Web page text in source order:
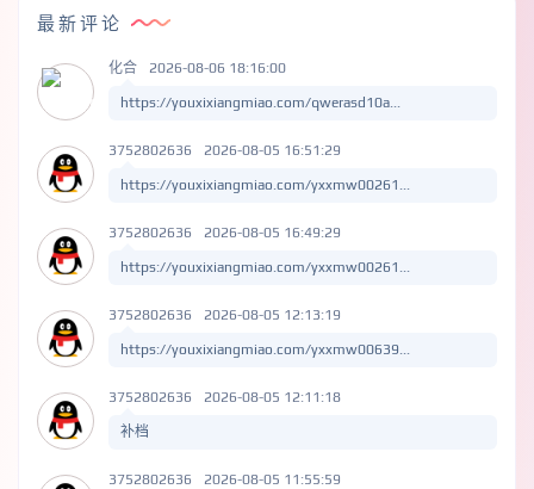
最新评论
化合 2026-08-06 18:16:00
https://youxixiangmiao.com/qwerasd10a...
3752802636 2026-08-05 16:51:29
https://youxixiangmiao.com/yxxmw00261...
3752802636 2026-08-05 16:49:29
https://youxixiangmiao.com/yxxmw00261...
3752802636 2026-08-05 12:13:19
https://youxixiangmiao.com/yxxmw00639...
3752802636 2026-08-05 12:11:18
补档
3752802636 2026-08-05 11:55:59